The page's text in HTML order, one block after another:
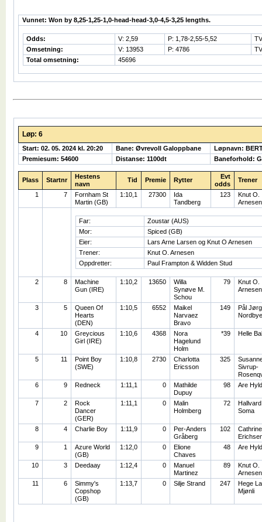
Vunnet: Won by 8,25-1,25-1,0-head-head-3,0-4,5-3,25 lengths.
Odds: V: 2,59 P: 1,78-2,55-5,52
Omsetning:
V: 13953 P: 4786
Total omsetning:
45696
Løp: 6
Start: 02. 05. 2024 kl. 20:20 Bane: Øvrevoll Galoppbane
Løpnavn:
Premiesum: 54600
Distanse: 1100dt Baneforhold:
Plass Startnr
Hestens
navn
Tid Premie Rytter
Evt
odds
Trener
1 7
Fornham St
Martin (GB)
1:10,1 27300
Ida
Tandberg
123
Knut O.
Arnesen
Far:
Zoustar (AUS)
Mor:
Spiced (GB)
Eier:
Lars Arne Larsen og Knut O Arnesen
Trener:
Knut O. Arnesen
Oppdretter:
Paul Frampton & Widden Stud
2 8
Machine
Gun (IRE)
1:10,2 13650
Willa
Synøve M.
Schou
79
Knut O.
Arnesen
3 5
Queen Of
Hearts
(DEN)
1:10,5 6552
Maikel
Narvaez
Bravo
149
Pål
Nordbye
4 10
Greycious
Girl (IRE)
1:10,6 4368
Nora
Hagelund
Holm
*39 Helle
5 11
Point Boy
(SWE)
1:10,8 2730
Charlotta
Ericsson
325
Sivrup-
6
9 Redneck 1:11,1 0
Mathilde
Dupuy
98 Are
7 2
Rock
Dancer
(GER)
1:11,1 0
Malin
Holmberg
72
Hallvard
Soma
8 4 Charlie Boy 1:11,9 0
Per-Anders
Gråberg
102
Cathrine
9
1
Azure World
(GB)
1:12,0 0
Elione
Chaves
48 Are
10 3 Deedaay 1:12,4 0
Manuel
Martinez
89
Knut O.
Arnesen
11
6
Simmy's
Copshop
(GB)
1:13,7 0 Silje Strand 247
Hege
Mjønli